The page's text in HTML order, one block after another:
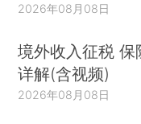
2026年08月08日
境外收入征税 保
详解(含视频)
2026年08月08日